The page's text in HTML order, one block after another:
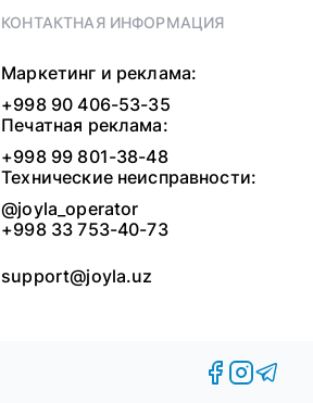
КОНТАКТНАЯ ИНФОРМАЦИЯ
Маркетинг и реклама:
+998 90 406-53-35
Печатная реклама:
+998 99 801-38-48
Технические неисправности:
@joyla_operator
+998 33 753-40-73
support@joyla.uz